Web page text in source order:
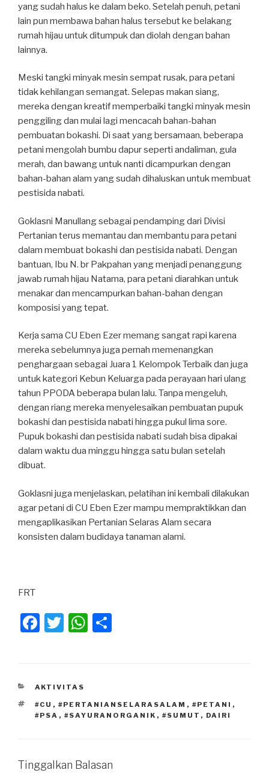
yang sudah halus ke dalam beko. Setelah penuh, petani
lain pun membawa bahan halus tersebut ke belakang
rumah hijau untuk ditumpuk dan diolah dengan bahan
lainnya.
Meski tangki minyak mesin sempat rusak, para petani
tidak kehilangan semangat. Selepas makan siang,
mereka dengan kreatif memperbaiki tangki minyak mesin
penggiling dan mulai lagi mencacah bahan-bahan
pembuatan bokashi. Di saat yang bersamaan, beberapa
petani mengolah bumbu dapur seperti andaliman, gula
merah, dan bawang untuk nanti dicampurkan dengan
bahan-bahan alam yang sudah dihaluskan untuk membuat
pestisida nabati.
Goklasni Manullang sebagai pendamping dari Divisi
Pertanian terus memantau dan membantu para petani
dalam membuat bokashi dan pestisida nabati. Dengan
bantuan, Ibu N. br Pakpahan yang menjadi penanggung
jawab rumah hijau Natama, para petani diarahkan untuk
menakar dan mencampurkan bahan-bahan dengan
komposisi yang tepat.
Kerja sama CU Eben Ezer memang sangat rapi karena
mereka sebelumnya juga pernah memenangkan
penghargaan sebagai Juara 1 Kelompok Terbaik dan juga
untuk kategori Kebun Keluarga pada perayaan hari ulang
tahun PPODA beberapa bulan lalu. Tanpa mengeluh,
dengan riang mereka menyelesaikan pembuatan pupuk
bokashi dan pestisida nabati hingga pukul lima sore.
Pupuk bokashi dan pestisida nabati sudah bisa dipakai
dalam waktu dua minggu hingga satu bulan setelah
dibuat.
Goklasni juga menjelaskan, pelatihan ini kembali dilakukan
agar petani di CU Eben Ezer mampu mempraktikkan dan
mengaplikasikan Pertanian Selaras Alam secara
konsisten dalam budidaya tanaman alami.
FRT
F
e
b
o
k
T
er
W
A
p
KATEGORI
AKTIVITAS
TAG
#CU , #PERTANIANSELARASALAM , #PETANI ,
#PSA , #SAYURANORGANIK , #SUMUT , DAIRI
Tinggalkan Balasan